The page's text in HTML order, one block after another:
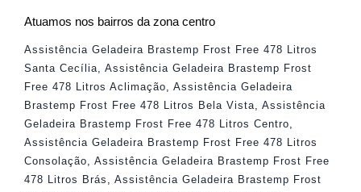
Atuamos nos bairros da zona centro
Assistência Geladeira Brastemp Frost Free 478 Litros
Santa Cecília
Assistência Geladeira Brastemp Frost
Free 478 Litros Aclimação
Assistência Geladeira
Brastemp Frost Free 478 Litros Bela Vista
Assistência
Geladeira Brastemp Frost Free 478 Litros Centro
Assistência Geladeira Brastemp Frost Free 478 Litros
Consolação
Assistência Geladeira Brastemp Frost Free
478 Litros Brás
Assistência Geladeira Brastemp Frost